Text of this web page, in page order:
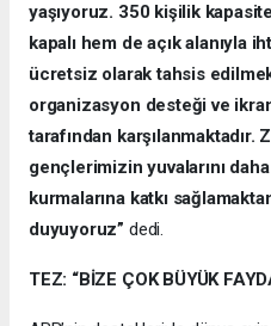
yaşıyoruz. 350 kişilik
kapalı hem de açık alanıyla
ücretsiz olarak tahsis
organizasyon desteği ve
tarafından
gençlerimizin yuvalarını
kurmalarına katkı
duyuyoruz” dedi.
TEZ: “BİZE ÇOK BÜYÜK